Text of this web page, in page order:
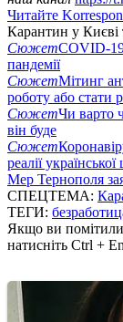
Читайте
Карантин у Києві
СюжетCOVID-19
пандемії
СюжетМітинг
роботу або стати
СюжетЧи варто
він буде
Сюжет
реалії
Мер Тернополя
СПЕЦТЕМА:
ТЕГИ:
Якщо ви помітили
натисніть Ctrl +